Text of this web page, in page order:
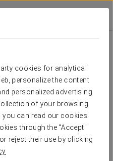
cookies for analytical
personalize the content
personalized advertising
of your browsing
can read our cookies
through the "Accept"
reject their use by clicking
комфорт и
623 номерами
к потребностям
сочетает элегантный и
спокойствия и отдыха. Для
впечатления, эксклюзивные
Викторио и Луччино,